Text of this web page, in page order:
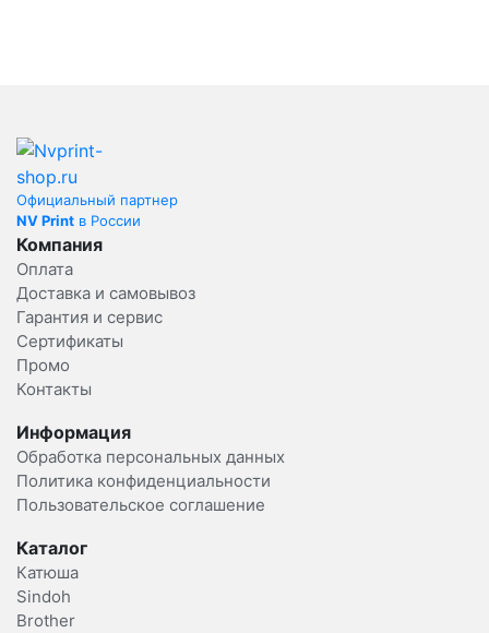
Официальный партнер
NV Print в России
Компания
Оплата
Доставка и самовывоз
Гарантия и сервис
Сертификаты
Промо
Контакты
Информация
Обработка персональных данных
Политика конфиденциальности
Пользовательское соглашение
Каталог
Катюша
Sindoh
Brother